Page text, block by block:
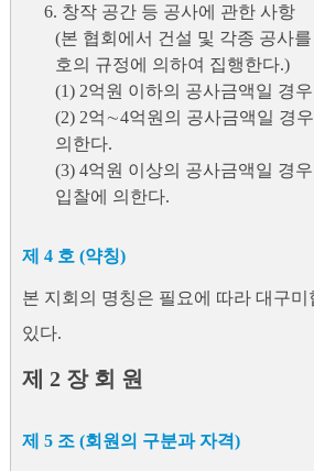
6. 창작 공간 등 공사에 관한 사항
(본 협회에서 건설 및 각종 공사
호의 규정에 의하여 집행한다.)
(1) 2억원 이하의 공사금액일 경
(2) 2억∼4억원의 공사금액일 경
의한다.
(3) 4억원 이상의 공사금액일 경
입찰에 의한다.
제 4 호 (약칭)
본 지회의 명칭은 필요에 따라 대구
있다.
제 2 장 회 원
제 5 조 (회원의 구분과 자격)